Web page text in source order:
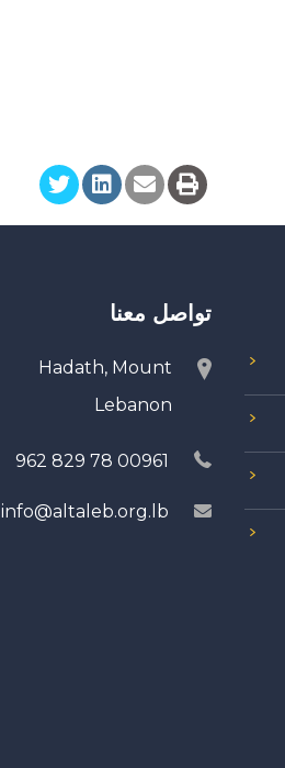
تواصل معنا
Hadath, Mount
Lebanon
00961 78 829 962
info@altaleb.org.lb